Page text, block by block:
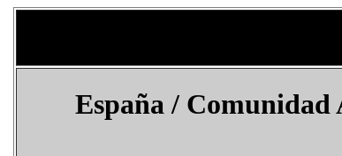
España/ Comunidad